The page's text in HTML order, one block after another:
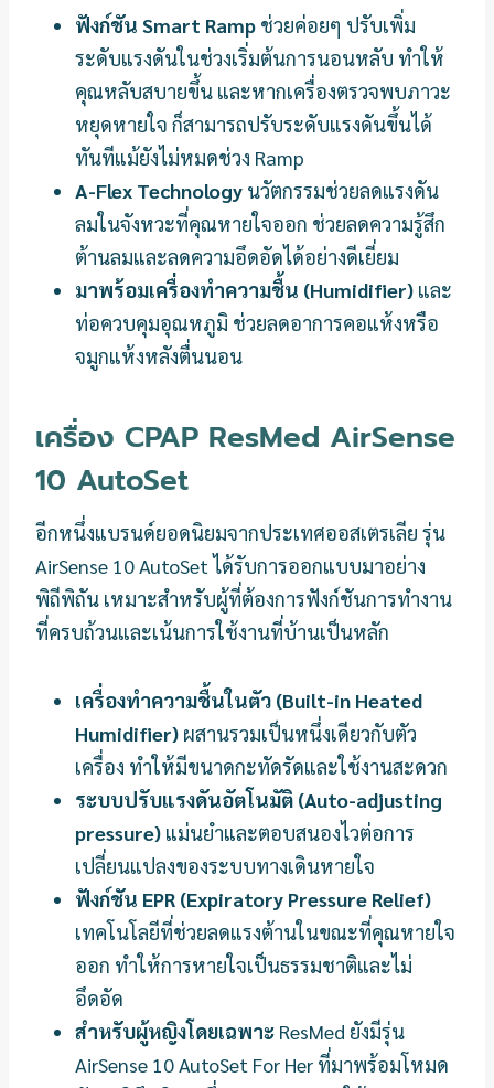
ฟังก์ชัน Smart Ramp ช่วยค่อยๆ ปรับเพิ่ม
ระดับแรงดันในช่วงเริ่มต้นการนอนหลับ ทำให้
คุณหลับสบายขึ้น และหากเครื่องตรวจพบภาวะ
หยุดหายใจ ก็สามารถปรับระดับแรงดันขึ้นได้
ทันทีแม้ยังไม่หมดช่วง Ramp
A-Flex Technology นวัตกรรมช่วยลดแรงดัน
ลมในจังหวะที่คุณหายใจออก ช่วยลดความรู้สึก
ต้านลมและลดความอึดอัดได้อย่างดีเยี่ยม
มาพร้อมเครื่องทำความชื้น (Humidifier) และ
ท่อควบคุมอุณหภูมิ ช่วยลดอาการคอแห้งหรือ
จมูกแห้งหลังตื่นนอน
เครื่อง CPAP ResMed AirSense
10 AutoSet
อีกหนึ่งแบรนด์ยอดนิยมจากประเทศออสเตรเลีย รุ่น
AirSense 10 AutoSet ได้รับการออกแบบมาอย่าง
พิถีพิถัน เหมาะสำหรับผู้ที่ต้องการฟังก์ชันการทำงาน
ที่ครบถ้วนและเน้นการใช้งานที่บ้านเป็นหลัก
เครื่องทำความชื้นในตัว (Built-in Heated
Humidifier) ผสานรวมเป็นหนึ่งเดียวกับตัว
เครื่อง ทำให้มีขนาดกะทัดรัดและใช้งานสะดวก
ระบบปรับแรงดันอัตโนมัติ (Auto-adjusting
pressure) แม่นยำและตอบสนองไวต่อการ
เปลี่ยนแปลงของระบบทางเดินหายใจ
ฟังก์ชัน EPR (Expiratory Pressure Relief)
เทคโนโลยีที่ช่วยลดแรงต้านในขณะที่คุณหายใจ
ออก ทำให้การหายใจเป็นธรรมชาติและไม่
อึดอัด
สำหรับผู้หญิงโดยเฉพาะ ResMed ยังมีรุ่น
AirSense 10 AutoSet For Her ที่มาพร้อมโหมด